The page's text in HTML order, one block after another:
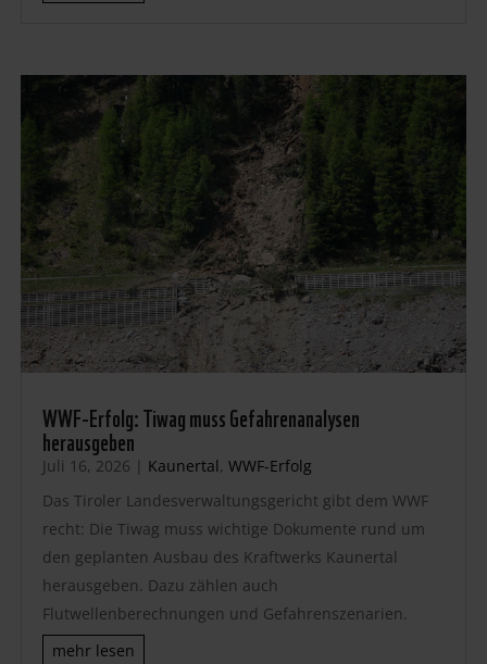
WWF-Erfolg: Tiwag muss Gefahrenanalysen
herausgeben
Juli 16, 2026 | Kaunertal, WWF-Erfolg
Das Tiroler Landesverwaltungsgericht gibt dem WWF
recht: Die Tiwag muss wichtige Dokumente rund um
den geplanten Ausbau des Kraftwerks Kaunertal
herausgeben. Dazu zählen auch
Flutwellenberechnungen und Gefahrenszenarien.
mehr lesen